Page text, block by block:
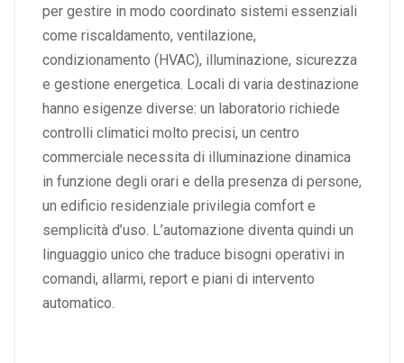
per gestire in modo coordinato sistemi essenziali
come riscaldamento, ventilazione,
condizionamento (HVAC), illuminazione, sicurezza
e gestione energetica. Locali di varia destinazione
hanno esigenze diverse: un laboratorio richiede
controlli climatici molto precisi, un centro
commerciale necessita di illuminazione dinamica
in funzione degli orari e della presenza di persone,
un edificio residenziale privilegia comfort e
semplicità d’uso. L’automazione diventa quindi un
linguaggio unico che traduce bisogni operativi in
comandi, allarmi, report e piani di intervento
automatico.